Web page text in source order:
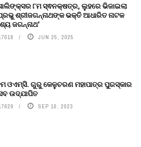
୮ମ ସ୍ଵନକ୍ଷତ୍ର, ଲୁହରେ ଭିଜାଇଲା
ଶ୍ରୀଜଗନ୍ନାଥଙ୍କ ଭକ୍ତି ଆଧାରିତ ନାଟକ
ଜଗନ୍ନାଥ‘
JUN 25, 2025
ଓଏମ୍‌ସି. ଗୁରୁ କେଳୁଚରଣ ମହାପାତ୍ର ପୁରସ୍କାର
ଉଦ୍‍ଯାପିତ
SEP 10, 2023